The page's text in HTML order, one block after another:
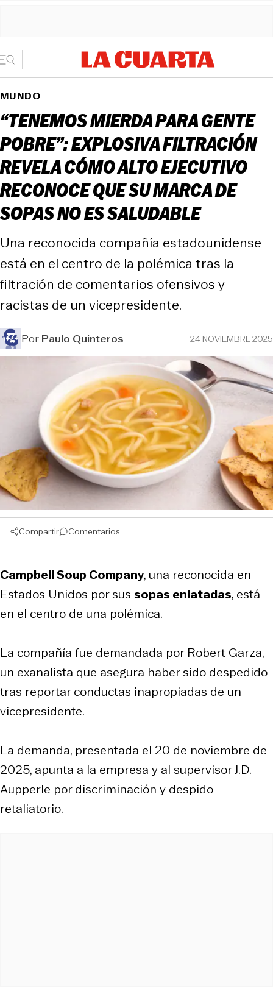
MUNDO
“TENEMOS MIERDA PARA GENTE
POBRE”: EXPLOSIVA FILTRACIÓN
REVELA CÓMO ALTO EJECUTIVO
RECONOCE QUE SU MARCA DE
SOPAS NO ES SALUDABLE
Una reconocida compañía estadounidense
está en el centro de la polémica tras la
filtración de comentarios ofensivos y
racistas de un vicepresidente.
PorPaulo Quinteros 24 NOVIEMBRE 2025
Compartir Comentarios
Campbell Soup Company, una reconocida en
Estados Unidos por sus sopas enlatadas, está
en el centro de una polémica.
La compañía fue demandada por Robert Garza,
un exanalista que asegura haber sido despedido
tras reportar conductas inapropiadas de un
vicepresidente.
La demanda, presentada el 20 de noviembre de
2025, apunta a la empresa y al supervisor J.D.
Aupperle por discriminación y despido
retaliatorio.